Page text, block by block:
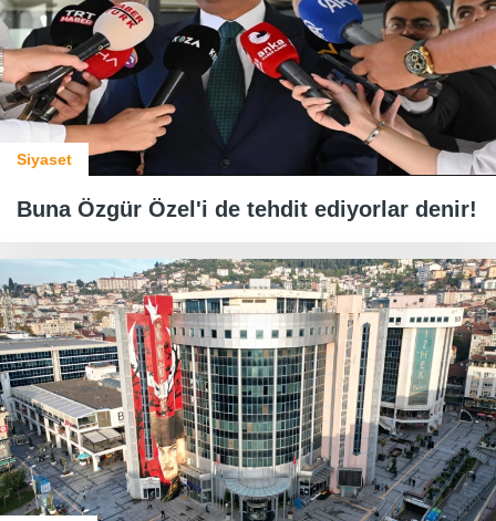
Siyaset
Buna Özgür Özel'i de tehdit ediyorlar denir!